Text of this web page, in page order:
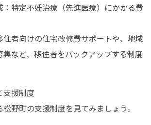
特定不妊治療（先進医療）にかかる費
者向けの住宅改修費サポートや、地域
集など、移住者をバックアップする制度
援制度
野町の支援制度を見てみましょう。